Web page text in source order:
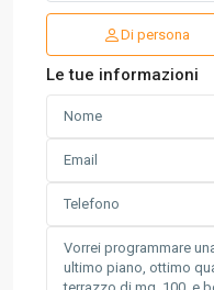
Di persona
Le tue informazioni